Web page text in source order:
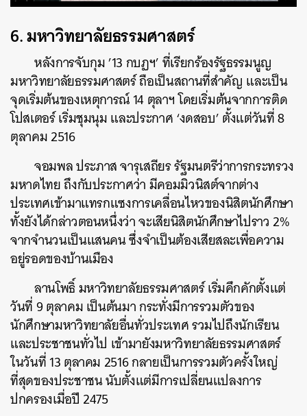
6. มหาวิทยาลัยธรรมศาสตร์
หลังการจับกุม ’13 กบฏฯ’ ที่เรียกร้องรัฐธรรมนูญ
มหาวิทยาลัยธรรมศาสตร์ ถือเป็นสถานที่สำคัญ และเป็น
จุดเริ่มต้นของเหตุการณ์ 14 ตุลาฯ โดยเริ่มต้นจากการติด
โปสเตอร์ เริ่มชุมนุม และประกาศ ‘งดสอบ’ ตั้งแต่วันที่ 8
ตุลาคม 2516
จอมพล ประภาส จารุเสถียร รัฐมนตรีว่าการกระทรวง
มหาดไทย ถึงกับประกาศว่า มีคอมมิวนิสต์จากต่าง
ประเทศเข้ามาแทรกแซงการเคลื่อนไหวของนิสิตนักศึกษา
ทั้งยังได้กล่าวตอนหนึ่งว่า จะเสียนิสิตนักศึกษาไปราว 2%
จากจำนวนเป็นแสนคน ซึ่งจำเป็นต้องเสียสละเพื่อความ
อยู่รอดของบ้านเมือง
ลานโพธิ์ มหาวิทยาลัยธรรมศาสตร์ เริ่มคึกคักตั้งแต่
วันที่ 9 ตุลาคม เป็นต้นมา กระทั่งมีการรวมตัวของ
นักศึกษามหาวิทยาลัยอื่นทั่วประเทศ รวมไปถึงนักเรียน
และประชาชนทั่วไป เข้ามายังมหาวิทยาลัยธรรมศาสตร์
ในวันที่ 13 ตุลาคม 2516 กลายเป็นการรวมตัวครั้งใหญ่
ที่สุดของประชาชน นับตั้งแต่มีการเปลี่ยนแปลงการ
ปกครองเมื่อปี 2475